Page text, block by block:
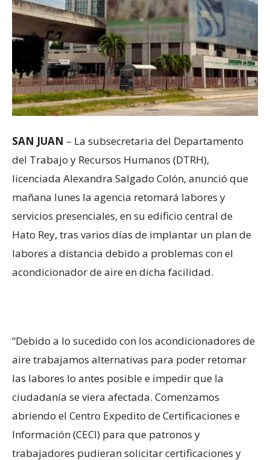
SAN JUAN – La subsecretaria del Departamento
del Trabajo y Recursos Humanos (DTRH),
licenciada Alexandra Salgado Colón, anunció que
mañana lunes la agencia retomará labores y
servicios presenciales, en su edificio central de
Hato Rey, tras varios días de implantar un plan de
labores a distancia debido a problemas con el
acondicionador de aire en dicha facilidad.
“Debido a lo sucedido con los acondicionadores de
aire trabajamos alternativas para poder retomar
las labores lo antes posible e impedir que la
ciudadanía se viera afectada. Comenzamos
abriendo el Centro Expedito de Certificaciones e
Información (CECI) para que patronos y
trabajadores pudieran solicitar certificaciones y